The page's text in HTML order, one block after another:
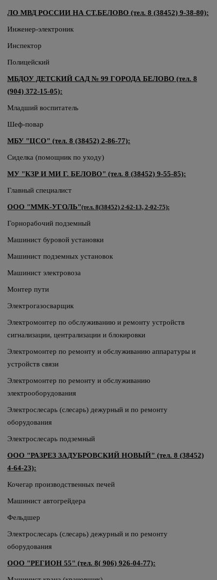
ЛО МВД РОССИИ НА СТ.БЕЛОВО (тел. 8 (38452) 9-38-80):
Инженер-электроник
Инспектор
Полицейский
МБДОУ ДЕТСКИЙ САД № 99 ГОРОДА БЕЛОВО (тел. 8
(904) 372-15-05):
Младший воспитатель
Шеф-повар
МБУ "ЦСО" (тел. 8 (38452) 2-86-77):
Сиделка (помощник по уходу)
МУ "КЗР И МИ Г. БЕЛОВО" (тел. 8 (38452) 9-55-85):
Главный специалист
ООО "ММК-УГОЛЬ"(тел. 8(38452) 2-62-13, 2-02-75):
Горнорабочий подземный
Машинист буровой установки
Машинист подземных установок
Машинист электровоза
Монтер пути
Электрогазосварщик
Электромонтер по обслуживанию и ремонту устройств
сигнализации, централизации и блокировки
Электромонтер по ремонту и обслуживанию аппаратуры и
устройств связи
Электромонтер по ремонту и обслуживанию
электрооборудования
Электрослесарь (слесарь) дежурный и по ремонту
оборудования
Электрослесарь подземный
ООО "РАЗРЕЗ ЗАДУБРОВСКИЙ НОВЫЙ" (тел. 8 (38452)
4-64-23):
Кочегар производственных печей
Машинист автогрейдера
Фельдшер
Электрослесарь (слесарь) дежурный и по ремонту
оборудования
ООО "РЕГИОН 55" (тел. 8( 906) 926-04-77):